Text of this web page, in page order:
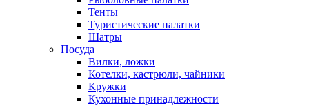
Тенты
Туристические палатки
Шатры
Посуда
Вилки, ложки
Котелки, кастрюли, чайники
Кружки
Кухонные принадлежности